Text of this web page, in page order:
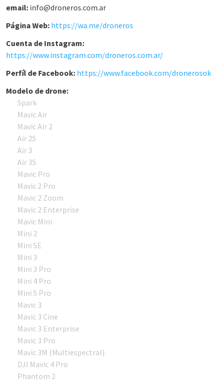
email: info@droneros.com.ar
Página Web: https://wa.me/droneros
Cuenta de Instagram:
https://www.instagram.com/droneros.com.ar/
Perfíl de Facebook: https://www.facebook.com/dronerosok
Modelo de drone:
Spark
Mavic Air
Mavic Air 2
Air 2S
Air 3
Air 3S
Mavic Pro
Mavic 2 Pro
Mavic 2 Zoom
Mavic 2 Enterprise
Mavic Mini
Mini 2
Mini SE
Mini 3
Mini 3 Pro
Mini 4 Pro
Mini 5 Pro
Mavic 3
Mavic 3 Cine
Mavic 3 Enterprise
Mavic 3 Pro
Mavic 3M (Multiespectral)
DJI Mavic 4 Pro
Phantom 2